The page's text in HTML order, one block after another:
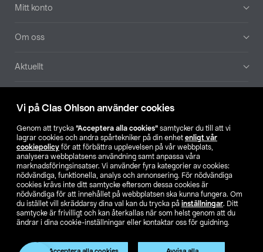
Vi på Clas Ohlson använder cookies
Genom att trycka ”Acceptera alla cookies” samtycker du till att vi
lagrar cookies och andra spårtekniker på din enhet enligt vår
cookiepolicy för att förbättra upplevelsen på vår webbplats,
analysera webbplatsens användning samt anpassa våra
marknadsföringsinsatser. Vi använder fyra kategorier av cookies:
nödvändiga, funktionella, analys och annonsering. För nödvändiga
cookies krävs inte ditt samtycke eftersom dessa cookies är
nödvändiga för att innehållet på webbplatsen ska kunna fungera. Om
du istället vill skräddarsy dina val kan du trycka på inställningar. Ditt
samtycke är frivilligt och kan återkallas när som helst genom att du
ändrar i dina cookie-inställningar eller kontaktar oss för guidning.
Produkten har utgått
Mitt konto
Om oss
Aktuellt
Hitta butik
SE NO FI
Ändra till priser exklusive moms